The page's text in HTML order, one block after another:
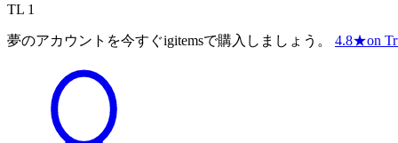
TL 1
夢のアカウントを今すぐigitemsで購入しましょう。 4.8★on